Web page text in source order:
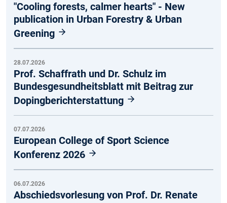
"Cooling forests, calmer hearts" - New
publication in Urban Forestry & Urban
Greening
28.07.2026
Prof. Schaffrath und Dr. Schulz im
Bundesgesundheitsblatt mit Beitrag zur
Dopingberichterstattung
07.07.2026
European College of Sport Science
Konferenz 2026
06.07.2026
Abschiedsvorlesung von Prof. Dr. Renate